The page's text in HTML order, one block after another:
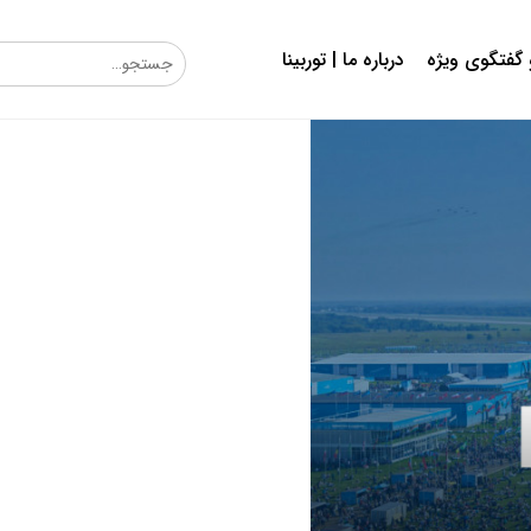
ویژه درباره ما | توربینا